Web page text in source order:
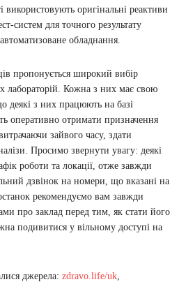
використовують оригінальні реактиви
систем для точного результату
обладнання.
пропонується широкий вибір
лабораторій. Кожна з них має свою
деякі з них працюють на базі
оперативно отримати призначення
зайвого часу, здати
Просимо звернути увагу: деякі
роботи та локації, отже завжди
дзвінок на номери, що вказані на
рекомендуємо вам завжди
про заклад перед тим, як стати його
подивитися у вільному доступі на
джерела: zdravo.life/uk